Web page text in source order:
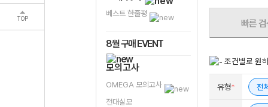
TOP
베스트 한줄평
8월 구매 EVENT
모의고사
OMEGA 모의고사
전대실모
빠른 검
조건별로 원
유형* 전